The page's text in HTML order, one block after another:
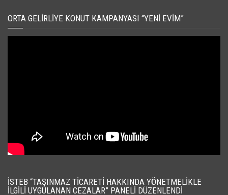
ORTA GELIRLIYE KONUT KAMPANYASI “YENI EVIM”
İSTEB “TAŞINMAZ TICARETI HAKKINDA YÖNETMELIKLE
İLGILI UYGULANAN CEZALAR” PANELI DÜZENLENDI